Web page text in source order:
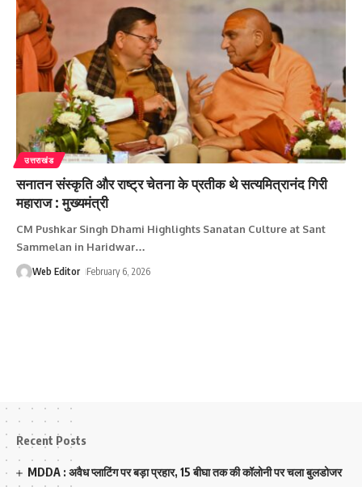
उत्तराखंड
सनातन संस्कृति और राष्ट्र चेतना के प्रतीक थे सत्यमित्रानंद गिरी
महाराज : मुख्यमंत्री
CM Pushkar Singh Dhami Highlights Sanatan Culture at Sant
Sammelan in Haridwar…
Web Editor February 6, 2026
Recent Posts
MDDA : अवैध प्लाटिंग पर बड़ा प्रहार, 15 बीघा तक की कॉलोनी पर चला बुलडोजर